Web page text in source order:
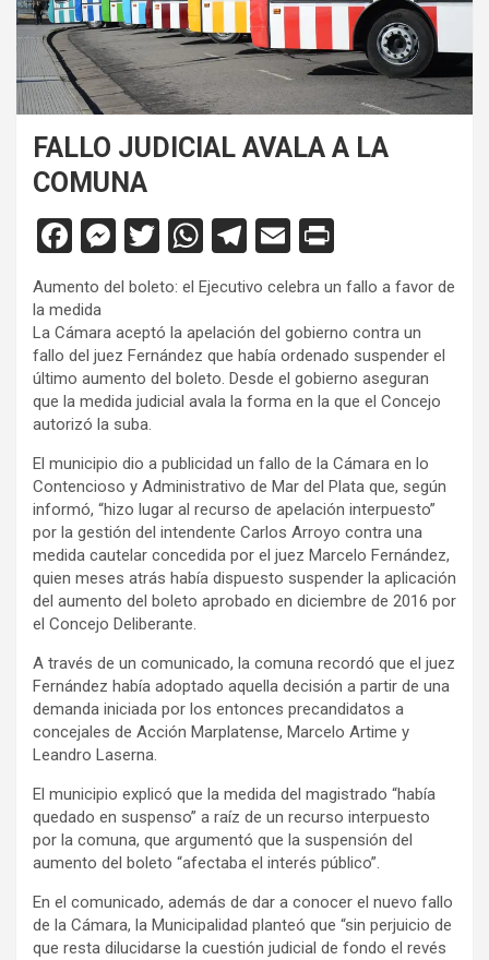
FALLO JUDICIAL AVALA A LA
COMUNA
F
a
ce
b
o
o
M
es
se
n
g
er
T
wi
tt
er
W
h
at
s
A
p
T
e
gr
a
m
E
m
ail
in
tF
ri
e
n
y
Aumento del boleto: el Ejecutivo celebra un fallo a favor de
la medida
La Cámara aceptó la apelación del gobierno contra un
fallo del juez Fernández que había ordenado suspender el
último aumento del boleto. Desde el gobierno aseguran
que la medida judicial avala la forma en la que el Concejo
autorizó la suba.
El municipio dio a publicidad un fallo de la Cámara en lo
Contencioso y Administrativo de Mar del Plata que, según
informó, “hizo lugar al recurso de apelación interpuesto”
por la gestión del intendente Carlos Arroyo contra una
medida cautelar concedida por el juez Marcelo Fernández,
quien meses atrás había dispuesto suspender la aplicación
del aumento del boleto aprobado en diciembre de 2016 por
el Concejo Deliberante.
A través de un comunicado, la comuna recordó que el juez
Fernández había adoptado aquella decisión a partir de una
demanda iniciada por los entonces precandidatos a
concejales de Acción Marplatense, Marcelo Artime y
Leandro Laserna.
El municipio explicó que la medida del magistrado “había
quedado en suspenso” a raíz de un recurso interpuesto
por la comuna, que argumentó que la suspensión del
aumento del boleto “afectaba el interés público”.
En el comunicado, además de dar a conocer el nuevo fallo
de la Cámara, la Municipalidad planteó que “sin perjuicio de
que resta dilucidarse la cuestión judicial de fondo el revés